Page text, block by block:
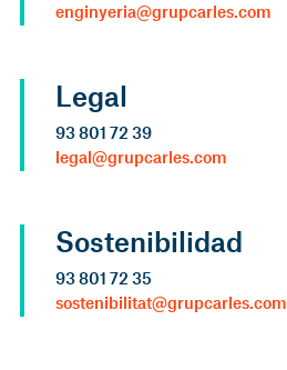
enginyeria@grupcarles.com
Legal
93 801 72 39
legal@grupcarles.com
Sostenibilidad
93 801 72 35
sostenibilitat@grupcarles.com